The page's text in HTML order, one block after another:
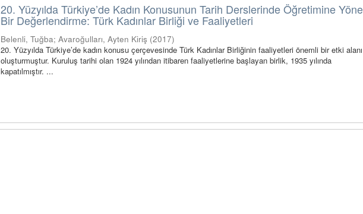
20. Yüzyılda Türkiye’de Kadın Konusunun Tarih Derslerinde Öğretimine
Bir Değerlendirme: Türk Kadınlar Birliği ve Faaliyetleri
Belenli, Tuğba;Avaroğulları, Ayten Kiriş (2017)
20. Yüzyılda Türkiye’de kadın konusu çerçevesinde Türk Kadınlar Birliğinin faaliyetleri önemli bir etki alanı
oluşturmuştur. Kuruluş tarihi olan 1924 yılından itibaren faaliyetlerine başlayan birlik, 1935 yılında
kapatılmıştır. ...